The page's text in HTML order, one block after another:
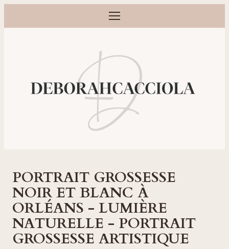
Ouvrir le menu
Photographe grossesse, naissance, bébé et famille à Orléans
PORTRAIT GROSSESSE
NOIR ET BLANC À
ORLÉANS - LUMIÈRE
NATURELLE - PORTRAIT
GROSSESSE ARTISTIQUE